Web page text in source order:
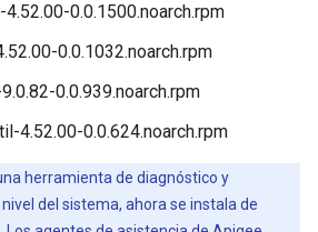
0.0.1500.noarch.rpm
0.0.1032.noarch.rpm
0.0.939.noarch.rpm
4.52.00-0.0.624.noarch.rpm
herramienta de diagnóstico y
del sistema, ahora se instala de